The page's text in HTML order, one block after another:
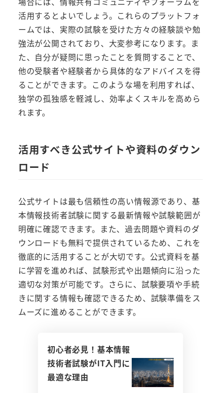
活用するとよいでしょう。これらのプラットフォ
ームでは、実際の試験を受けた方々の経験談や勉
強法が公開されており、大変参考になります。ま
た、自分が疑問に思ったことを質問することで、
他の受験者や経験者から具体的なアドバイスを得
ることができます。このような場を利用すれば、
独学の孤独感を軽減し、効率よくスキルを高めら
れます。
活用すべき公式サイトや資料のダウン
ロード
公式サイトは最も信頼性の高い情報源であり、基
本情報技術者試験に関する最新情報や試験範囲が
明確に確認できます。また、過去問題や資料のダ
ウンロードも無料で提供されているため、これを
徹底的に活用することが大切です。公式資料を基
に学習を進めれば、試験形式や出題傾向に沿った
適切な対策が可能です。さらに、試験要項や手続
きに関する情報も確認できるため、試験準備をス
ムーズに進めることができます。
初心者必見！基本情報
技術者試験がIT入門に
最適な理由